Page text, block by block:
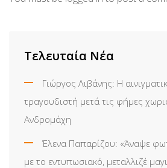
Τελευταία Νέα
Γιώργος Λιβάνης: Η
τραγουδιστή μετά τις φήμες
Ανδρομάχη
Έλενα Παπαρίζου: «Άναψε
με το εντυπωσιακό, μεταλλιζέ